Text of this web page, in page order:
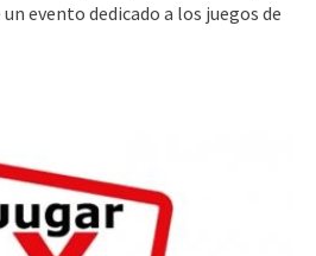
evento dedicado a los juegos de